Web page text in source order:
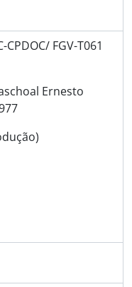
CPDOC/ FGV-T061
Ernesto